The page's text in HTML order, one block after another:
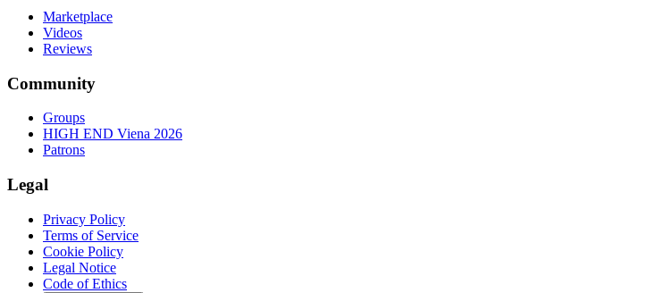
Marketplace
Videos
Reviews
Community
Groups
HIGH END Viena 2026
Patrons
Legal
Privacy Policy
Terms of Service
Cookie Policy
Legal Notice
Code of Ethics